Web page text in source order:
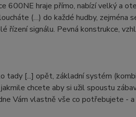
600NE hraje přímo, nabízí velký a
(…) do každé hudby, zejména
řízení signálu. Pevná konstrukce,
tady [...] opět, základní systém
chcete aby si užil spoustu
Vám vlastně vše co potřebujete -